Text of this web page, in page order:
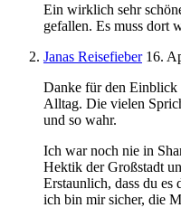
Ein wirklich sehr
gefallen. Es muss dort
Janas Reisefieber 16.
Danke für den Einblick
Alltag. Die vielen
und so wahr.
Ich war noch nie in
Hektik der Großstadt
Erstaunlich, dass du es
ich bin mir sicher, die